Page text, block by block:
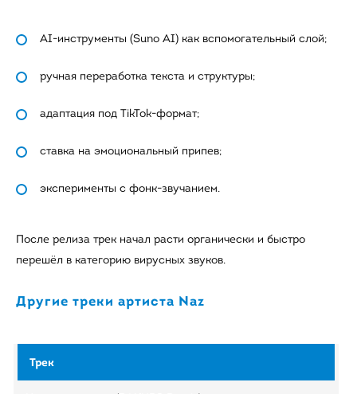
AI-инструменты (Suno AI) как вспомогательный слой;
ручная переработка текста и структуры;
адаптация под TikTok-формат;
ставка на эмоциональный припев;
эксперименты с фонк-звучанием.
После релиза трек начал расти органически и быстро
перешёл в категорию вирусных звуков.
Другие треки артиста Naz